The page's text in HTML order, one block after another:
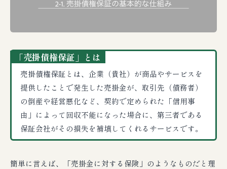
「売掛債権保証」とは
売掛債権保証とは、企業（貴社）が商品やサービスを
提供したことで発生した売掛金が、取引先（債務者）
の倒産や経営悪化など、契約で定められた「信用事
由」によって回収不能になった場合に、第三者である
保証会社がその損失を補填してくれるサービスです。
簡単に言えば、「売掛金に対する保険」のようなものだと理